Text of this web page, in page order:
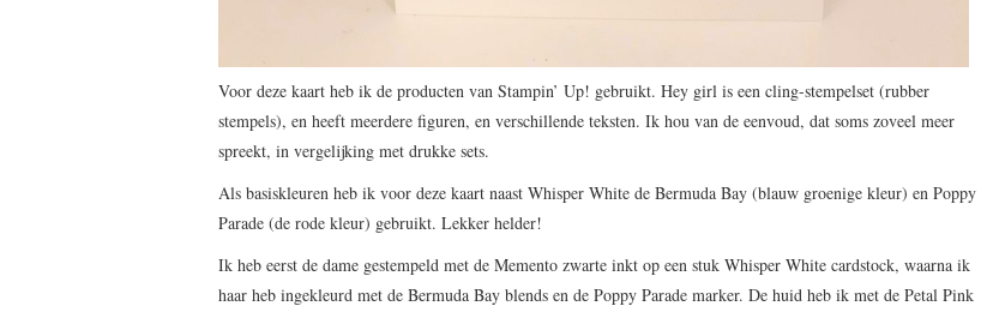
Voor deze kaart heb ik de producten van Stampin’ Up! gebruikt. Hey girl is een cling-stempelset (rubber
stempels), en heeft meerdere figuren, en verschillende teksten. Ik hou van de eenvoud, dat soms zoveel meer
spreekt, in vergelijking met drukke sets.
Als basiskleuren heb ik voor deze kaart naast Whisper White de Bermuda Bay (blauw groenige kleur) en Poppy
Parade (de rode kleur) gebruikt. Lekker helder!
Ik heb eerst de dame gestempeld met de Memento zwarte inkt op een stuk Whisper White cardstock, waarna ik
haar heb ingekleurd met de Bermuda Bay blends en de Poppy Parade marker. De huid heb ik met de Petal Pink